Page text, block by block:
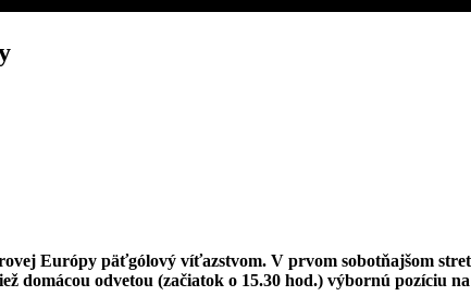
Európy päťgólový víťazstvom. V prvom sobotňajšom
domácou odvetou (začiatok o 15.30 hod.) výbornú pozíciu